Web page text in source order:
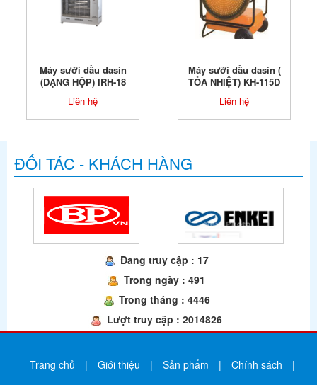
Máy sưởi dầu dasin
(DẠNG HỘP) IRH-18
Liên hệ
Máy sưởi dầu dasin (
TỎA NHIỆT) KH-115D
Liên hệ
ĐỐI TÁC - KHÁCH HÀNG
Đang truy cập : 17
Trong ngày : 491
Trong tháng : 4446
Lượt truy cập : 2014826
Trang chủ | Giới thiệu | Sản phẩm | Chính sách |